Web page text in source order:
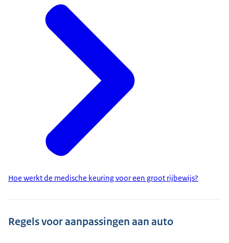
Hoe werkt de medische keuring voor een groot rijbewijs?
Regels voor aanpassingen aan auto